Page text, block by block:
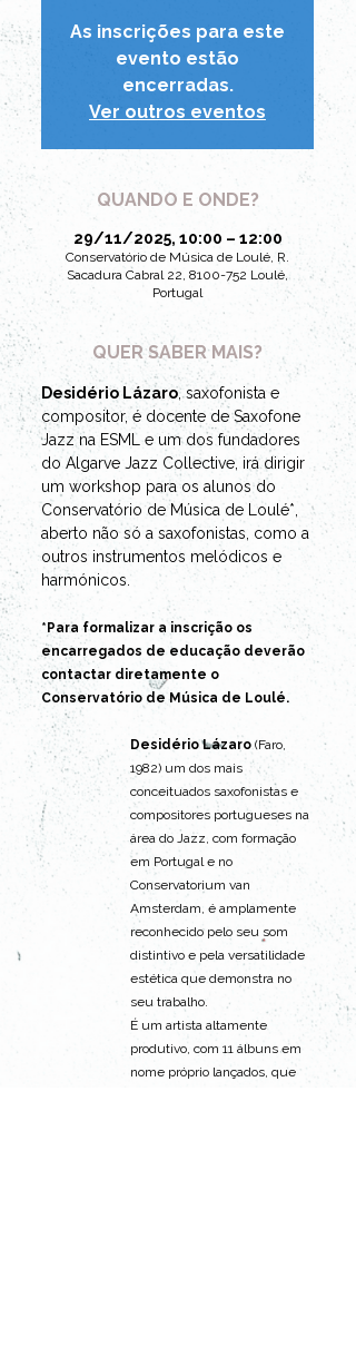
As inscrições para este
evento estão
encerradas.
Ver outros eventos
QUANDO E ONDE?
29/11/2025, 10:00 – 12:00
Conservatório de Música de Loulé, R.
Sacadura Cabral 22, 8100-752 Loulé,
Portugal
QUER SABER MAIS?
Desidério Lázaro, saxofonista e
compositor, é docente de Saxofone
Jazz na ESML e um dos fundadores
do Algarve Jazz Collective, irá dirigir
um workshop para os alunos do
Conservatório de Música de Loulé*,
aberto não só a saxofonistas, como a
outros instrumentos melódicos e
harmónicos.
*Para formalizar a inscrição os
encarregados de educação deverão
contactar diretamente o
Conservatório de Música de Loulé.
Desidério Lázaro (Faro,
1982) um dos mais
conceituados saxofonistas e
compositores portugueses na
área do Jazz, com formação
em Portugal e no
Conservatorium van
Amsterdam, é amplamente
reconhecido pelo seu som
distintivo e pela versatilidade
estética que demonstra no
seu trabalho.
É um artista altamente
produtivo, com 11 álbuns em
nome próprio lançados, que